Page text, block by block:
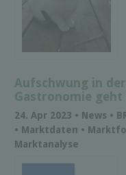
Aufschwung in
Gastronomie geht
24. Apr 2023 • News •
• Marktdaten •
Marktanalyse